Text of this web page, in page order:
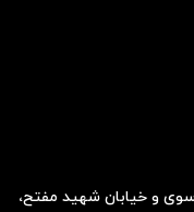
و خیابان شهید مفتح،